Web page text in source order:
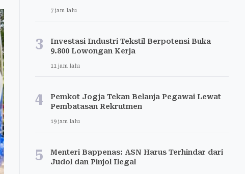
7 jam lalu
3
Investasi Industri Tekstil Berpotensi Buka
9.800 Lowongan Kerja
11 jam lalu
4
Pemkot Jogja Tekan Belanja Pegawai Lewat
Pembatasan Rekrutmen
19 jam lalu
5
Menteri Bappenas: ASN Harus Terhindar dari
Judol dan Pinjol Ilegal